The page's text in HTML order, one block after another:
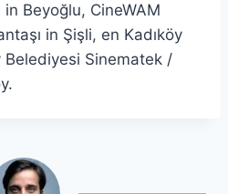
in Beyoğlu, CineWAM
in Şişli, en Kadıköy
Belediyesi Sinematek /